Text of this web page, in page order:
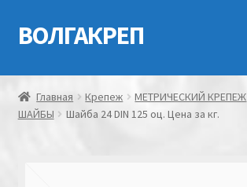
Перейти
к
Перейти
к
ВОЛГАКРЕП
Главная
Контакты
Главная Крепеж МЕТРИЧЕСКИЙ КРЕПЕЖ
ШАЙБЫ
Шайба 24 DIN 125 оц. Цена за кг.